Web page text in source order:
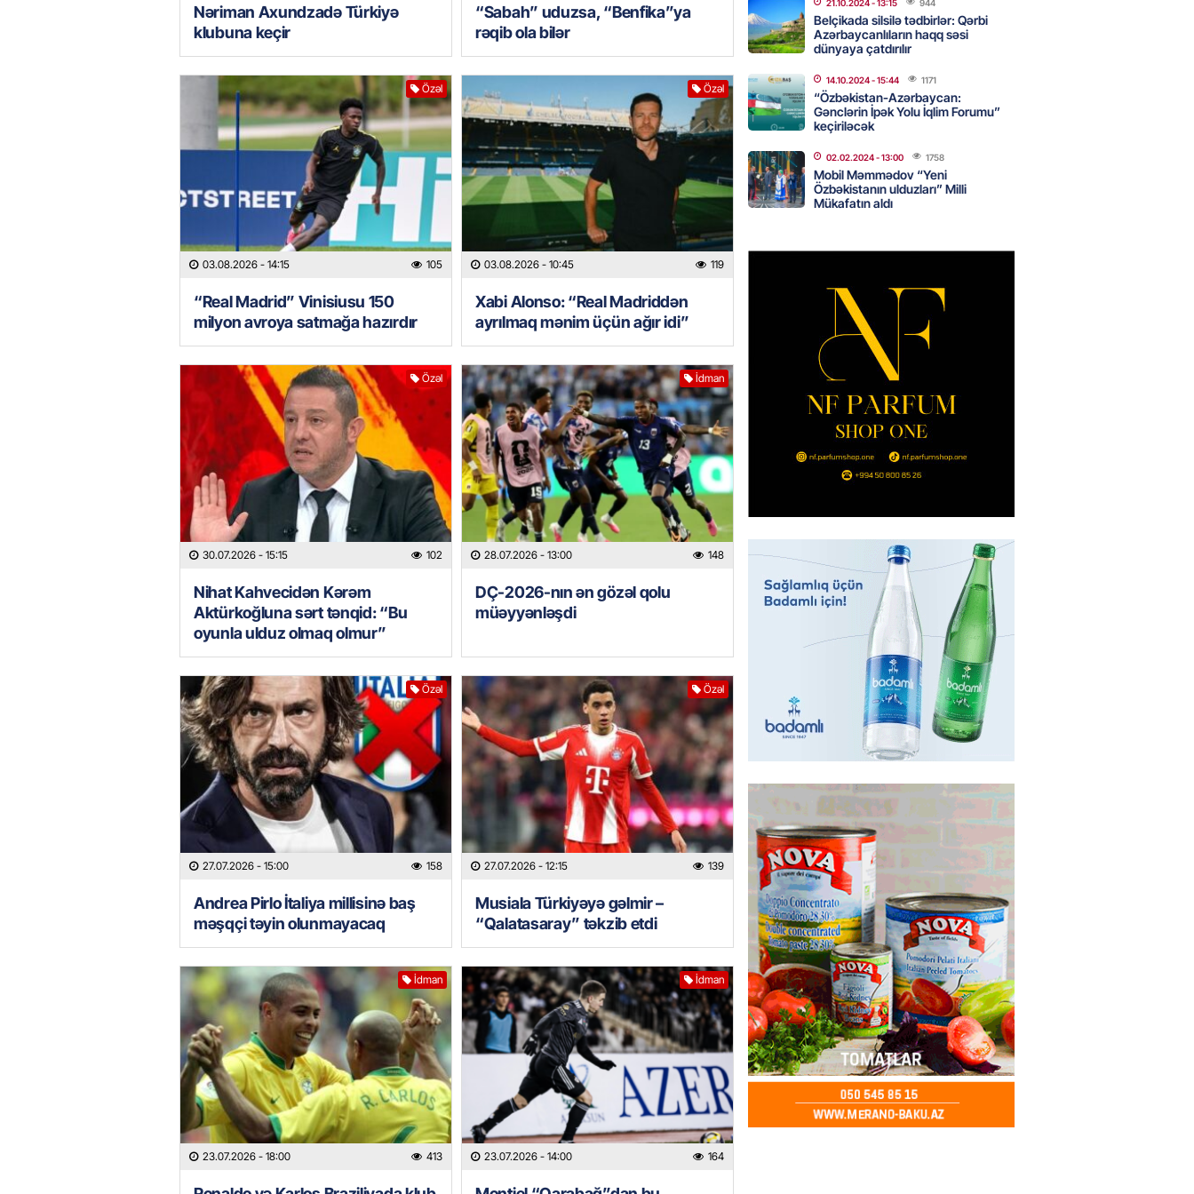
Nəriman Axundzadə Türkiyə
klubuna keçir
“Sabah” uduzsa, “Benfika”ya
rəqib ola bilər
Özəl
03.08.2026 - 14:15 105
“Real Madrid” Vinisiusu 150
milyon avroya satmağa hazırdır
Özəl
03.08.2026 - 10:45 119
Xabi Alonso: “Real Madriddən
ayrılmaq mənim üçün ağır idi”
Özəl
30.07.2026 - 15:15 102
Nihat Kahvecidən Kərəm
Aktürkoğluna sərt tənqid: “Bu
oyunla ulduz olmaq olmur”
İdman
28.07.2026 - 13:00 148
DÇ-2026-nın ən gözəl qolu
müəyyənləşdi
Özəl
27.07.2026 - 15:00 158
Andrea Pirlo İtaliya millisinə baş
məşqçi təyin olunmayacaq
Özəl
27.07.2026 - 12:15 139
Musiala Türkiyəyə gəlmir –
“Qalatasaray” təkzib etdi
İdman
23.07.2026 - 18:00 413
İdman
23.07.2026 - 14:00 164
ÖLKƏ
Bu agentlikdə sədr müavinini AZCON
təyin edəcək
06.08.2026- 15:00
MANŞET
Azərbaycan Ukraynaya qaz tədarük
etməyə hazırdır – Ceyhun Bayramov
06.08.2026- 14:45
- 14:30
Jurnalistin dənizdə batan qardaşı tələbə
06.08.2026 - 14:15
Sarkisyanın əmlakı müsadirə EDİLDİ
- 14:00
İtaliyada zibil qutusuna atılan 1 milyon
avroluq lotereya bileti iki günlük
axtarışdan sonra tapılıb
64
Tərtərdə FACİƏ – Ər-arvad yanaraq
06.08.2026- 13:30 75
Tramp: İranla müharibəyə yox, sülhə
üstünlük verərdim
06.08.2026- 13:15
GÜNDƏM
Azərbaycan üzərindən Ermənistana
Rusiya buğdası gedib
06.08.2026- 13:00 74
BANNER
ABŞ-da qalma müddətinizi aşsanız,
gələcəkdə ABŞ-a girişinizə daimi
qadağa qoyula bilər
06.08.2026- 12:45 59
21.10.2024- 13:15 944
Belçikada silsilə tədbirlər: Qərbi
Azərbaycanlıların haqq səsi
dünyaya çatdırılır
14.10.2024- 15:44 1171
“Özbəkistan-Azərbaycan:
Gənclərin İpək Yolu İqlim Forumu”
keçiriləcək
02.02.2024- 13:00 1758
Mobil Məmmədov “Yeni
Özbəkistanın ulduzları” Milli
Mükafatın aldı